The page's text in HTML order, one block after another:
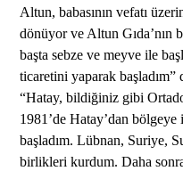
Altun, babasının vefatı
dönüyor ve Altun Gıda’nın
başta sebze ve meyve ile
ticaretini yaparak
“Hatay, bildiğiniz gibi
1981’de Hatay’dan
başladım. Lübnan, Suriye,
birlikleri kurdum. Daha